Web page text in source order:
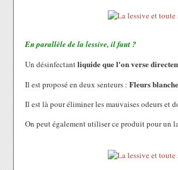
En parallèle de la lessive, il faut ?
Un désinfectantliquide que l'on verse
Il est proposé en deux senteurs : Fleurs
Il est là pour éliminer les mauvaises odeurs et
On peut également utiliser ce produit pour un